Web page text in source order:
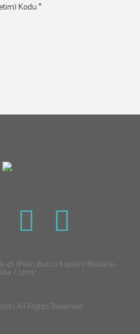
Kodu*
46 (Pelin Burcu Kaplan) Bostanlı -
/ İzmir
| All Rights Reserved